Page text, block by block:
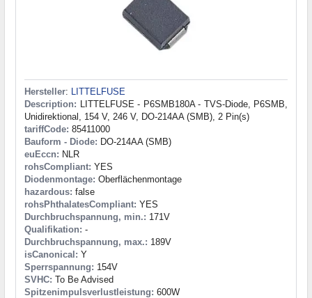
Hersteller:
LITTELFUSE
Description: LITTELFUSE - P6SMB180A - TVS-Diode, P6SMB,
Unidirektional, 154 V, 246 V, DO-214AA (SMB), 2 Pin(s)
tariffCode: 85411000
Bauform - Diode: DO-214AA (SMB)
euEccn: NLR
rohsCompliant: YES
Diodenmontage: Oberflächenmontage
hazardous: false
rohsPhthalatesCompliant: YES
Durchbruchspannung, min.: 171V
Qualifikation: -
Durchbruchspannung, max.: 189V
isCanonical: Y
Sperrspannung: 154V
SVHC: To Be Advised
Spitzenimpulsverlustleistung: 600W